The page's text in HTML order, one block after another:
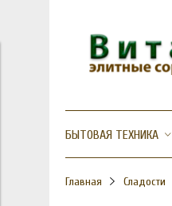
БЫТОВАЯ ТЕХНИКА
Главная Сладости